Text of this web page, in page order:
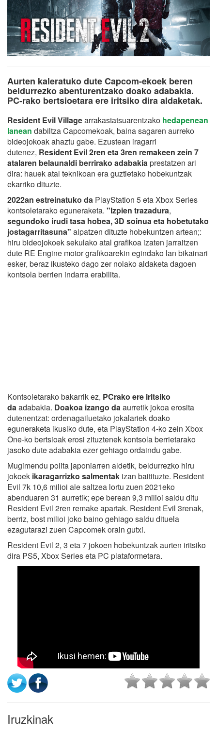
Aurten kaleratuko dute Capcom-ekoek beren
beldurrezko abenturentzako doako adabakia.
PC-rako bertsioetara ere iritsiko dira aldaketak.
Resident Evil Villagearrakastatsuarentzako hedapenean
lanean dabiltza Capcomekoak, baina sagaren aurreko
bideojokoak ahaztu gabe. Ezustean iragarri
dutenez, Resident Evil 2ren eta 3ren remakeen zein 7
atalaren belaunaldi berrirako adabakiaprestatzen ari
dira: hauek atal teknikoan era guztietako hobekuntzak
ekarriko dituzte.
2022an estreinatuko da PlayStation 5 eta Xbox Series
kontsoletarako eguneraketa. "Izpien trazadura,
segundoko irudi tasa hobea, 3D soinua eta hobetutako
jostagarritasuna" aipatzen dituzte hobekuntzen artean;:
hiru bideojokoek sekulako atal grafikoa izaten jarraitzen
dute RE Engine motor grafikoarekin egindako lan bikainari
esker, beraz ikusteko dago zer nolako aldaketa dagoen
kontsola berrien indarra erabilita.
Kontsoletarako bakarrik ez, PCrako ere iritsiko
da adabakia. Doakoa izango da aurretik jokoa erosita
dutenentzat: ordenagailuetako jokalariek doako
eguneraketa ikusiko dute, eta PlayStation 4-ko zein Xbox
One-ko bertsioak erosi zituztenek kontsola berrietarako
jasoko dute adabakia ezer gehiago ordaindu gabe.
Mugimendu polita japoniarren aldetik, beldurrezko hiru
jokoek ikaragarrizko salmentak izan baitituzte. Resident
Evil 7k 10,6 milioi ale saltzea lortu zuen 2021eko
abenduaren 31 aurretik; epe berean 9,3 milioi saldu ditu
Resident Evil 2ren remake apartak. Resident Evil 3renak,
berriz, bost milioi joko baino gehiago saldu dituela
ezagutarazi zuen Capcomek orain gutxi.
Resident Evil 2, 3 eta 7 jokoen hobekuntzak aurten iritsiko
dira PS5, Xbox Series eta PC plataformetara.
Iruzkinak